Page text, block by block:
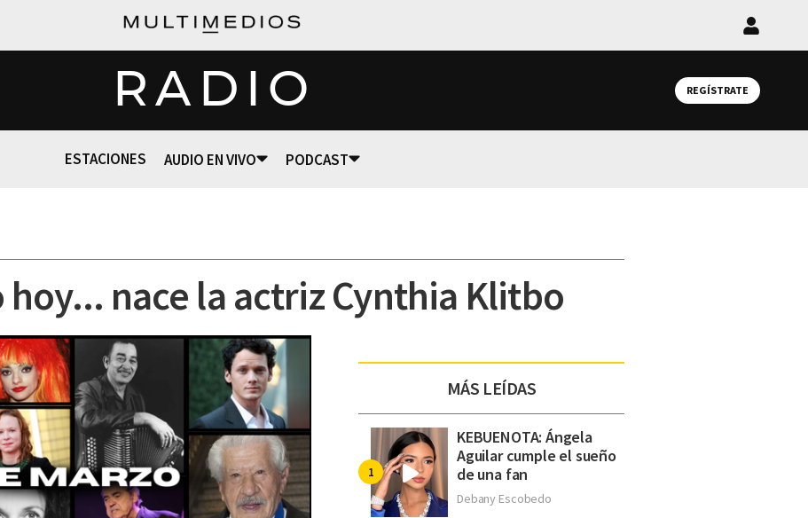
Iniciar
RADIO REGÍSTRATE
ESTACIONES AUDIO EN VIVO PODCAST
hoy... nace la actriz Cynthia Klitbo
MÁS LEÍDAS
KEBUENOTA: Ángela
Aguilar cumple el sueño
de una fan
Debany Escobedo